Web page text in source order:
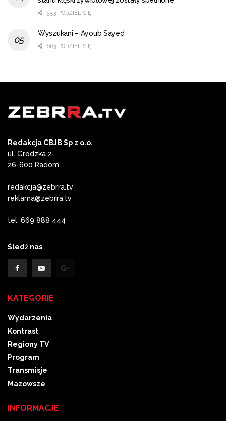
553 PODZIEL SIĘ
Wyszukani – Ayoub Sayed
663 PODZIEL SIĘ
Redakcja CBJB Sp z o.o.
ul. Grodzka 2
26-600 Radom
redakcja@zebrra.tv
reklama@zebrra.tv
tel: 669 888 444
Śledź nas
KATEGORIE
Wydarzenia
Kontrast
Regiony TV
Program
Transmisje
Mazowsze
INFORMACJE